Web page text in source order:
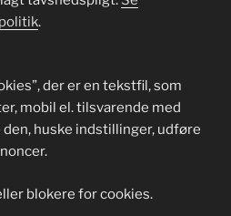
.
der er en tekstfil, som
mobil el. tilsvarende med
huske indstillinger, udføre
blokere for cookies.